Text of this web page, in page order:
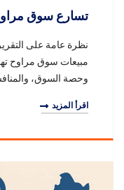
تسارع سوق مراوح
نظرة عامة على
مبيعات سوق مراوح
وحصة السوق،
اقرأ المزيد